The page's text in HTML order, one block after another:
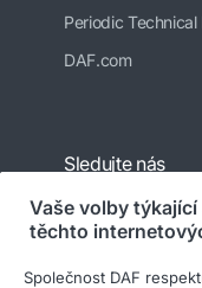
Periodic
DAF.com
Sledujte nás
Vaše volby
těchto
Společnost DAF